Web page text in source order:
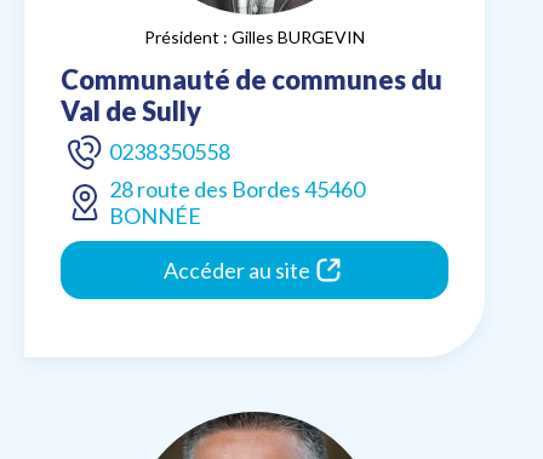
Président : Gilles BURGEVIN
Communauté de communes du
Val de Sully
0238350558
28 route des Bordes 45460
BONNÉE
Accéder au site